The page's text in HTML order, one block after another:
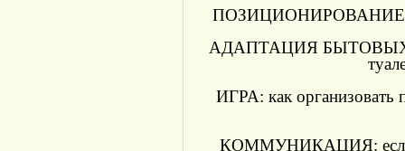
ПОЗИЦИОНИРОВАНИЕ:
АДАПТАЦИЯ БЫТОВЫХ
ИГРА: как организовать
КОММУНИКАЦИЯ: если